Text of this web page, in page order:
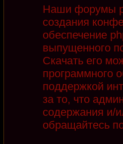
Наши форумы
создания
обеспечение
выпущенного
Скачать его
программного
поддержкой
за то, что
содержания и/
обращайтесь